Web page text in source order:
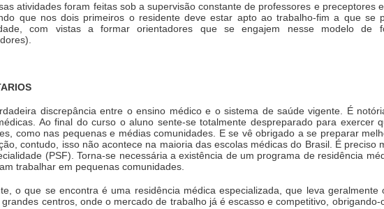
atividades foram feitas sob a supervisão constante de professores e
que nos dois primeiros o residente deve estar apto ao trabalho-fim a que se
com vistas a formar orientadores que se engajem nesse modelo de
discrepância entre o ensino médico e o sistema de saúde vigente. É
Ao final do curso o aluno sente-se totalmente despreparado para exercer
como nas pequenas e médias comunidades. E se vê obrigado a se preparar
contudo, isso não acontece na maioria das escolas médicas do Brasil. É
(PSF). Torna-se necessária a existência de um programa de residência
trabalhar em pequenas comunidades.
o que se encontra é uma residência médica especializada, que leva
grandes centros, onde o mercado de trabalho já é escasso e competitivo,